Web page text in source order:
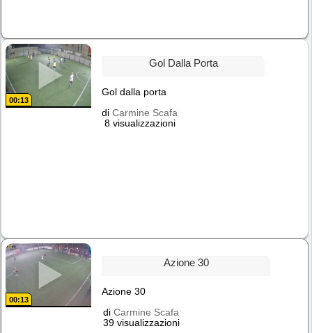
00:13
Gol Dalla Porta
Gol dalla porta
di Carmine Scafa
8 visualizzazioni
00:13
Azione 30
Azione 30
di Carmine Scafa
39 visualizzazioni